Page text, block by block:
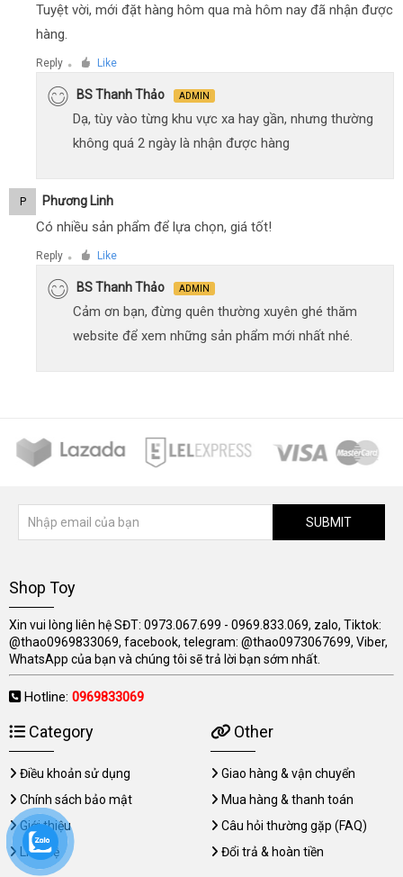
Tuyệt vời, mới đặt hàng hôm qua mà hôm nay đã nhận được
hàng.
Reply ● Like
BS Thanh Thảo ADMIN
Dạ, tùy vào từng khu vực xa hay gần, nhưng thường
không quá 2 ngày là nhận được hàng
P Phương Linh
Có nhiều sản phẩm để lựa chọn, giá tốt!
Reply ● Like
BS Thanh Thảo ADMIN
Cảm ơn bạn, đừng quên thường xuyên ghé thăm
website để xem những sản phẩm mới nhất nhé.
SUBMIT
Shop Toy
Xin vui lòng liên hệ SĐT: 0973.067.699 - 0969.833.069, zalo, Tiktok:
@thao0969833069, facebook, telegram: @thao0973067699, Viber,
WhatsApp của bạn và chúng tôi sẽ trả lời bạn sớm nhất.
Hotline: 0969833069
Category
Điều khoản sử dụng
Chính sách bảo mật
Giới thiệu
Liên hệ
Other
Giao hàng & vận chuyển
Mua hàng & thanh toán
Câu hỏi thường gặp (FAQ)
Đổi trả & hoàn tiền